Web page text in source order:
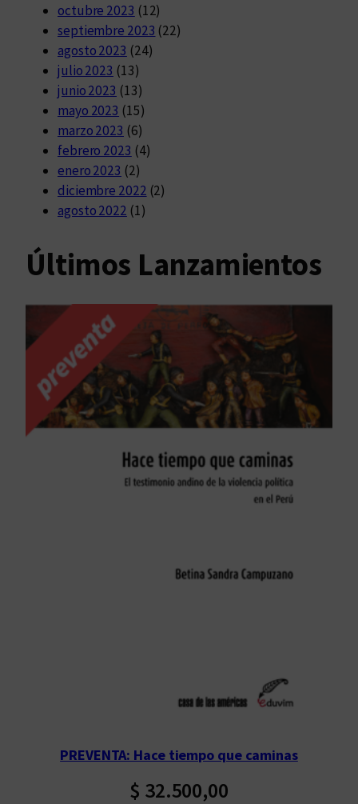
octubre 2023 (12)
septiembre 2023 (22)
agosto 2023 (24)
julio 2023 (13)
junio 2023 (13)
mayo 2023 (15)
marzo 2023 (6)
febrero 2023 (4)
enero 2023 (2)
diciembre 2022 (2)
agosto 2022 (1)
Últimos Lanzamientos
PREVENTA: Hace tiempo que caminas
$ 32.500,00